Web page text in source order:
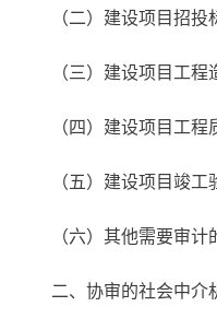
（二）建设项目招投
（三）建设项目工
（四）建设项目工程
（五）建设项目竣工
（六）其他需要审计
二、协审的社会中介